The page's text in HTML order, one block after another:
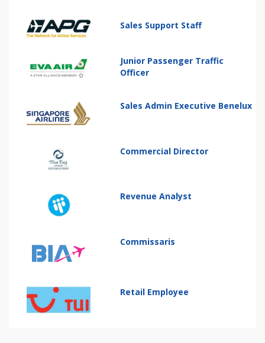
Sales Support Staff
Junior Passenger Traffic
Officer
Sales Admin Executive Benelux
Commercial Director
Revenue Analyst
Commissaris
Retail Employee